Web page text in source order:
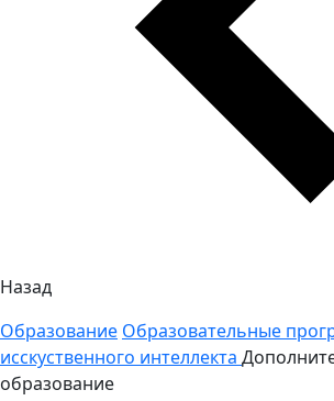
Назад
Образование Образовательные
исскуственного интеллекта
образование